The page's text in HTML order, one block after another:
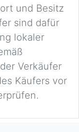
und Besitz
sind dafür
lokaler
Verkäufer
Käufers vor